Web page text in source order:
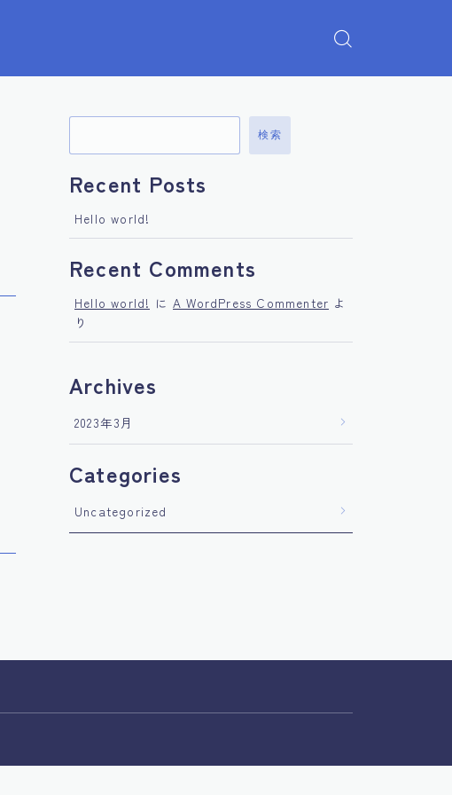
検索
Recent Posts
Hello world!
Recent Comments
Hello world! にA WordPress Commenter よ
り
Archives
2023年3月
Categories
Uncategorized